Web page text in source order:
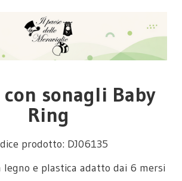
sonagli Baby
Ring
prodotto: DJ06135
legno e plastica adatto dai 6 mersi